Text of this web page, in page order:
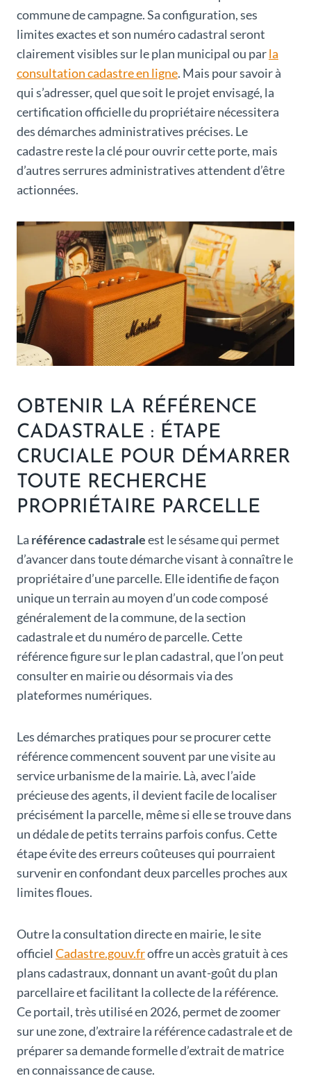
commune de campagne. Sa configuration, ses
limites exactes et son numéro cadastral seront
clairement visibles sur le plan municipal ou parla
consultation cadastre en ligne. Mais pour savoir à
qui s’adresser, quel que soit le projet envisagé, la
certification officielle du propriétaire nécessitera
des démarches administratives précises. Le
cadastre reste la clé pour ouvrir cette porte, mais
d’autres serrures administratives attendent d’être
actionnées.
OBTENIR LA RÉFÉRENCE
CADASTRALE : ÉTAPE
CRUCIALE POUR DÉMARRER
TOUTE RECHERCHE
PROPRIÉTAIRE PARCELLE
La référence cadastraleest le sésame qui permet
d’avancer dans toute démarche visant à connaître le
propriétaire d’une parcelle. Elle identifie de façon
unique un terrain au moyen d’un code composé
généralement de la commune, de la section
cadastrale et du numéro de parcelle. Cette
référence figure sur le plan cadastral, que l’on peut
consulter en mairie ou désormais via des
plateformes numériques.
Les démarches pratiques pour se procurer cette
référence commencent souvent par une visite au
service urbanisme de la mairie. Là, avec l’aide
précieuse des agents, il devient facile de localiser
précisément la parcelle, même si elle se trouve dans
un dédale de petits terrains parfois confus. Cette
étape évite des erreurs coûteuses qui pourraient
survenir en confondant deux parcelles proches aux
limites floues.
Outre la consultation directe en mairie, le site
officiel Cadastre.gouv.froffre un accès gratuit à ces
plans cadastraux, donnant un avant-goût du plan
parcellaire et facilitant la collecte de la référence.
Ce portail, très utilisé en 2026, permet de zoomer
sur une zone, d’extraire la référence cadastrale et de
préparer sa demande formelle d’extrait de matrice
en connaissance de cause.